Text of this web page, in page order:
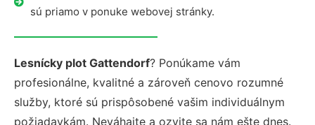
sú priamo v ponuke webovej stránky.
Lesnícky plot Gattendorf? Ponúkame vám
profesionálne, kvalitné a zároveň cenovo rozumné
služby, ktoré sú prispôsobené vašim individuálnym
požiadavkám. Neváhajte a ozvite sa nám ešte dnes.